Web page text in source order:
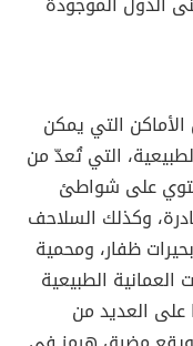
التي يمكن
التي تُعدّ من
على شواطئ
وكذلك السلاحف
ظفار، ومحمية
الطبيعية
على العديد من